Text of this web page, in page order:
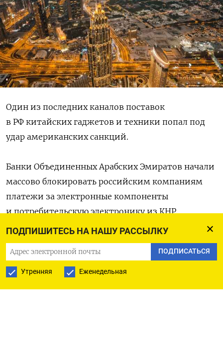
ПОДПИШИТЕСЬ НА НАШУ РАССЫЛКУ
ПОДПИСАТЬСЯ
Утренняя Еженедельная
Один из последних каналов поставок
в РФ китайских гаджетов и техники попал под
удар американских санкций.
Банки Объединенных Арабских Эмиратов начали
массово блокировать российским компаниям
платежи за электронные компоненты
и потребительскую электронику из КНР,
сообщает «Коммерсантъ»со ссылкой
на участников рынка.
Проблема возникла в августе, рассказывают